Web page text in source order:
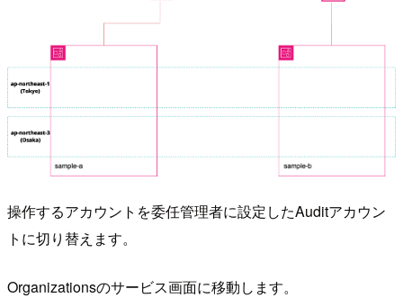
操作するアカウントを委任管理者に設定したAuditアカウン
トに切り替えます。
Organizationsのサービス画面に移動します。